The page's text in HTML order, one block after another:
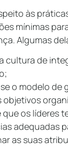
às
mínimas
Algumas
cultura de
o modelo de
objetivos
que os líderes
adequadas
as suas